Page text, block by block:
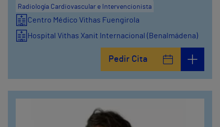
Radiología Cardiovascular e Intervencionista
Centro Médico Vithas Fuengirola
Hospital Vithas Xanit Internacional (Benalmádena)
Pedir Cita